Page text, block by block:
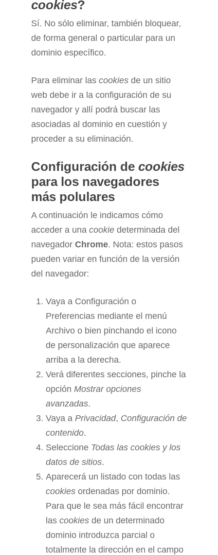
cookies?
Sí. No sólo eliminar, también bloquear,
de forma general o particular para un
dominio específico.
Para eliminar las cookies de un sitio
web debe ir a la configuración de su
navegador y allí podrá buscar las
asociadas al dominio en cuestión y
proceder a su eliminación.
Configuración de cookies
para los navegadores
más polulares
A continuación le indicamos cómo
acceder a una cookie determinada del
navegador Chrome. Nota: estos pasos
pueden variar en función de la versión
del navegador:
Vaya a Configuración o
Preferencias mediante el menú
Archivo o bien pinchando el icono
de personalización que aparece
arriba a la derecha.
Verá diferentes secciones, pinche la
opción Mostrar opciones
avanzadas.
Vaya a Privacidad, Configuración de
contenido.
Seleccione Todas las cookies y los
datos de sitios.
Aparecerá un listado con todas las
cookies ordenadas por dominio.
Para que le sea más fácil encontrar
las cookies de un determinado
dominio introduzca parcial o
totalmente la dirección en el campo